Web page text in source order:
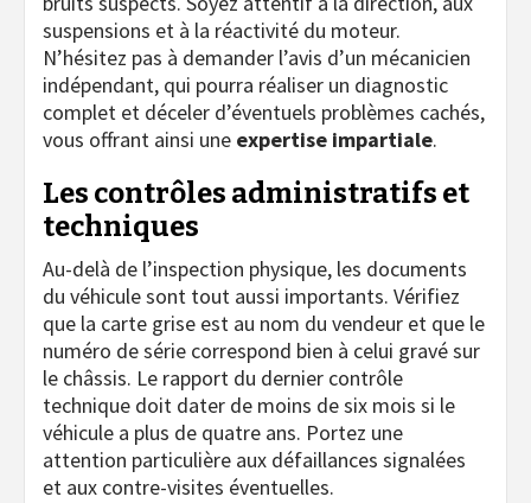
suspensions et à la réactivité du moteur.
N’hésitez pas à demander l’avis d’un mécanicien
indépendant, qui pourra réaliser un diagnostic
complet et déceler d’éventuels problèmes cachés,
vous offrant ainsi une expertise impartiale.
Les contrôles administratifs et
techniques
Au-delà de l’inspection physique, les documents
du véhicule sont tout aussi importants. Vérifiez
que la carte grise est au nom du vendeur et que le
numéro de série correspond bien à celui gravé sur
le châssis. Le rapport du dernier contrôle
technique doit dater de moins de six mois si le
véhicule a plus de quatre ans. Portez une
attention particulière aux défaillances signalées
et aux contre-visites éventuelles.